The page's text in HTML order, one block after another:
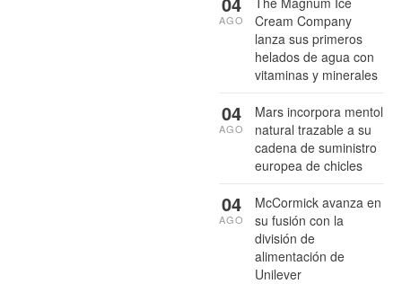
Cream Company
lanza sus primeros
helados de agua con
vitaminas y minerales
AGO
Mars incorpora mentol
natural trazable a su
cadena de suministro
europea de chicles
04
AGO
McCormick avanza en
su fusión con la
división de
alimentación de
Unilever
04
AGO